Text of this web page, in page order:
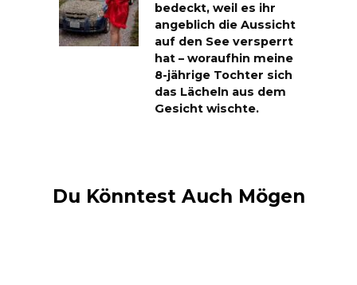
bedeckt, weil es ihr
angeblich die Aussicht
auf den See versperrt
hat – woraufhin meine
8-jährige Tochter sich
das Lächeln aus dem
Gesicht wischte.
Du Könntest Auch Mögen